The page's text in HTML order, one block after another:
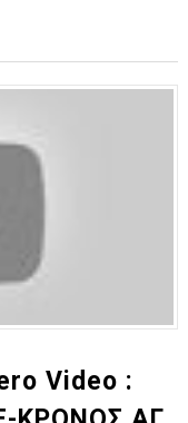
Video :